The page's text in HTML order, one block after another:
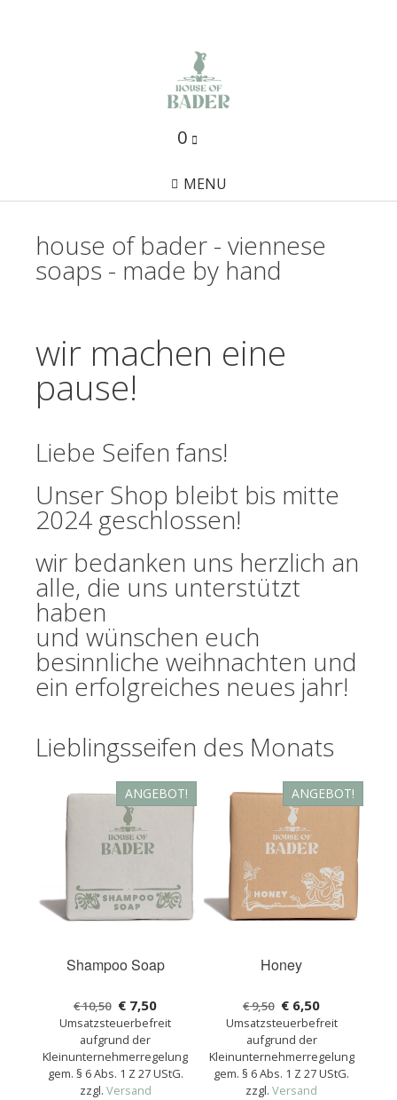
0
MENU
house of bader - viennese
soaps - made by hand
wir machen eine
pause!
Liebe Seifen fans!
Unser Shop bleibt bis mitte
2024 geschlossen!
wir bedanken uns herzlich an
alle, die uns unterstützt
haben
und wünschen euch
besinnliche weihnachten und
ein erfolgreiches neues jahr!
Lieblingsseifen des Monats
ANGEBOT!
Shampoo Soap
€10,50 € 7,50
Umsatzsteuerbefreit
aufgrund der
Kleinunternehmerregelung
gem. § 6 Abs. 1 Z 27 UStG.
zzgl. Versand
ANGEBOT!
Honey
€9,50 € 6,50
Umsatzsteuerbefreit
aufgrund der
Kleinunternehmerregelung
gem. § 6 Abs. 1 Z 27 UStG.
zzgl.Versand